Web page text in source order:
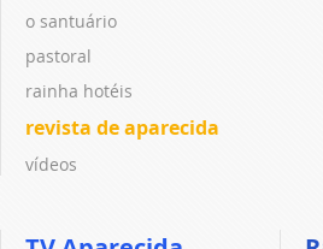
o santuário
pastoral
rainha hotéis
revista de aparecida
vídeos